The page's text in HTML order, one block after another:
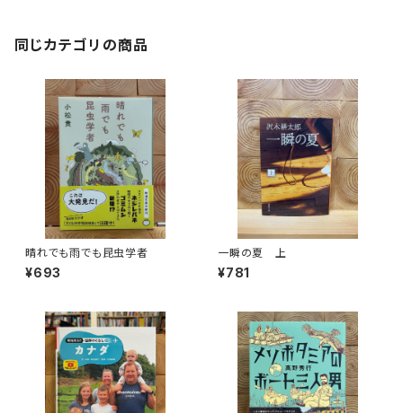
同じカテゴリの商品
晴れでも雨でも昆虫学者
¥693
一瞬の夏 上
¥781